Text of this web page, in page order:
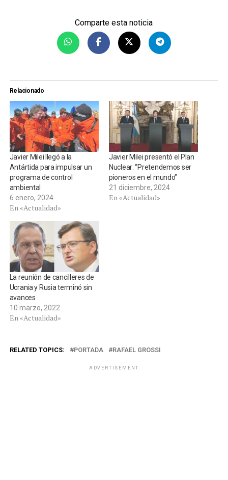
Comparte esta noticia
Relacionado
Javier Milei llegó a la
Antártida para impulsar un
programa de control
ambiental
6 enero, 2024
En «Actualidad»
Javier Milei presentó el Plan
Nuclear: “Pretendemos ser
pioneros en el mundo”
21 diciembre, 2024
En «Actualidad»
La reunión de cancilleres de
Ucrania y Rusia terminó sin
avances
10 marzo, 2022
En «Actualidad»
RELATED TOPICS: PORTADA RAFAEL GROSSI
ADVERTISEMENT